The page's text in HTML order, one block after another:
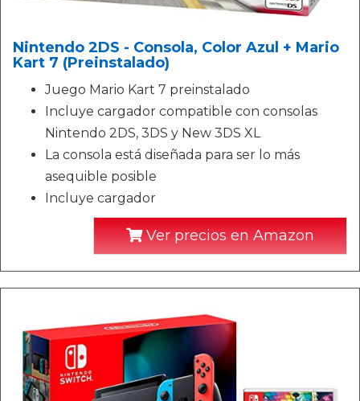
Nintendo 2DS - Consola, Color Azul + Mario
Kart 7 (Preinstalado)
Juego Mario Kart 7 preinstalado
Incluye cargador compatible con consolas
Nintendo 2DS, 3DS y New 3DS XL
La consola está diseñada para ser lo más
asequible posible
Incluye cargador
Ver precios en Amazon